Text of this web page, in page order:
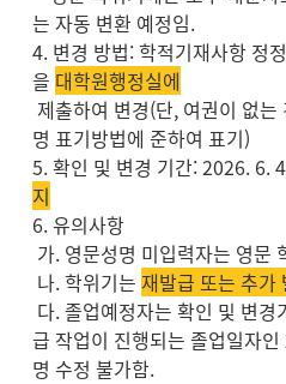
는 자동 변환 예정임.
4. 변경 방법: 학적기재사항 정
을 대학원행정실에
제출하여 변경(단, 여권이 없
명 표기방법에 준하여 표기)
5. 확인 및 변경 기간: 2026. 6.
지
6. 유의사항
가. 영문성명 미입력자는 영문
나. 학위기는 재발급 또는 추가
다. 졸업예정자는 확인 및 변
급 작업이 진행되는 졸업일자
명 수정 불가함.